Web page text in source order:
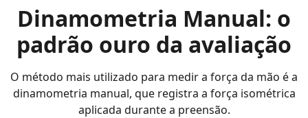
Dinamometria Manual: o
padrão ouro da avaliação
O método mais utilizado para medir a força da mão é a
dinamometria manual, que registra a força isométrica
aplicada durante a preensão.